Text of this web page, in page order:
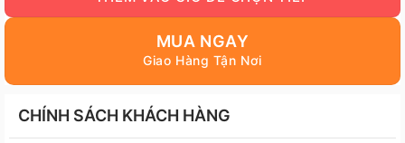
MUA NGAY
CHÍNH SÁCH KHÁCH HÀNG